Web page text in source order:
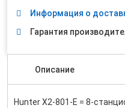
Информация о
Гарантия
Описание
Hunter X2-801-E = 8-